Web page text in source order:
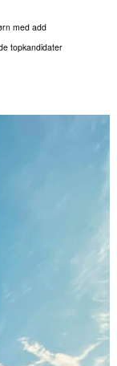
med add
topkandidater